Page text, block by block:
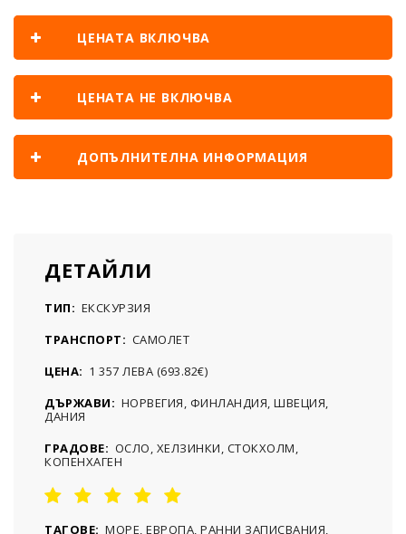
ЦЕНАТА ВКЛЮЧВА
ЦЕНАТА НЕ ВКЛЮЧВА
ДОПЪЛНИТЕЛНА ИНФОРМАЦИЯ
ДЕТАЙЛИ
ТИП: ЕКСКУРЗИЯ
ТРАНСПОРТ: САМОЛЕТ
ЦЕНА: 1 357 ЛЕВА (693.82€)
ДЪРЖАВИ: НОРВЕГИЯ, ФИНЛАНДИЯ, ШВЕЦИЯ,
ДАНИЯ
ГРАДОВЕ: ОСЛО, ХЕЛЗИНКИ, СТОКХОЛМ,
КОПЕНХАГЕН
ТАГОВЕ: МОРЕ, ЕВРОПА, РАННИ ЗАПИСВАНИЯ,